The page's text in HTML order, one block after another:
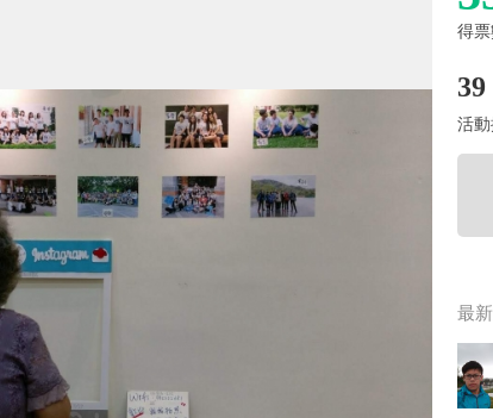
得票
39
活動
最